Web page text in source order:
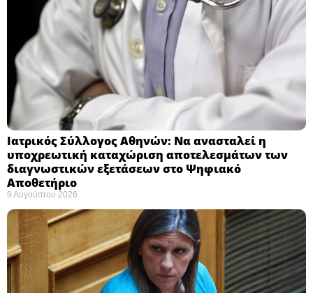
Ιατρικός Σύλλογος Αθηνών: Να ανασταλεί η
υποχρεωτική καταχώριση αποτελεσμάτων των
διαγνωστικών εξετάσεων στο Ψηφιακό
Αποθετήριο ​
9 Αυγούστου 2026